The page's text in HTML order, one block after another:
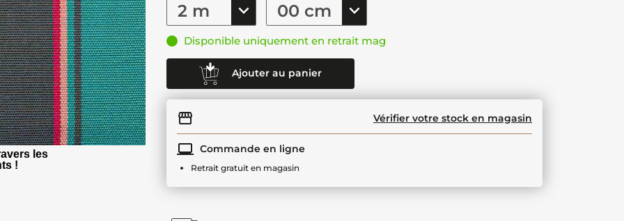
les
!
Disponible uniquement en retrait mag
Ajouter au panier
Vérifier votre stock en magasin
Commande en ligne
Retrait gratuit en magasin